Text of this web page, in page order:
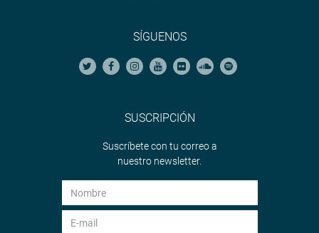
SÍGUENOS
SUSCRIPCIÓN
Suscríbete con tu correo a
nuestro newsletter.